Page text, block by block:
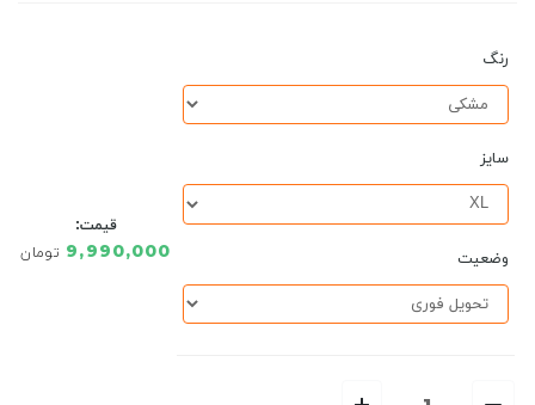
رنگ
سایز
وضعیت
قیمت:
9,990,000 تومان